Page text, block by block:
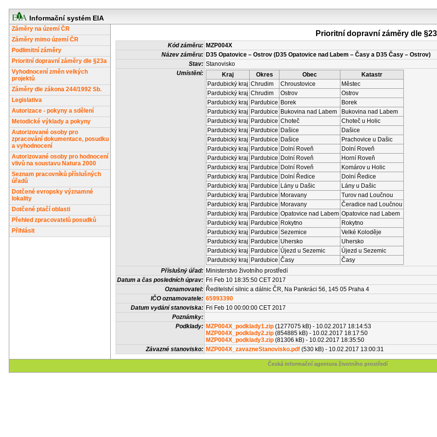
Informační systém EIA
Záměry na území ČR
Záměry mimo území ČR
Podlimitní záměry
Prioritní dopravní záměry dle §23a
Vyhodnocení změn velkých
projektů
Záměry dle zákona 244/1992 Sb.
Legislativa
Autorizace - pokyny a sdělení
Metodické výklady a pokyny
Autorizované osoby pro
zpracování dokumentace, posudku
a vyhodnocení
Autorizované osoby pro hodnocení
vlivů na soustavu Natura 2000
Seznam pracovníků příslušných
úřadů
Dotčené evropsky významné
lokality
Dotčené ptačí oblasti
Přehled zpracovatelů posudků
Přihlásit
Prioritní dopravní záměry dle
Kód záměru: MZP004X
Název záměru: D35 Opatovice – Ostrov (D35 Opatovice nad Labem – Časy a D35 Časy – Ostrov)
Stav: Stanovisko
Umístění:
Kraj Okres Obec
Katastr
Pardubický kraj Chrudim Chroustovice
Městec
Pardubický kraj Chrudim Ostrov
Ostrov
Pardubický kraj Pardubice Borek
Borek
Pardubický kraj Pardubice Bukovina nad Labem
Bukovina nad Labem
Pardubický kraj Pardubice Choteč
Choteč u Holic
Pardubický kraj Pardubice Dašice
Dašice
Pardubický kraj Pardubice Dašice
Prachovice u Dašic
Pardubický kraj Pardubice Dolní Roveň
Dolní Roveň
Pardubický kraj Pardubice Dolní Roveň
Horní Roveň
Pardubický kraj Pardubice Dolní Roveň
Komárov u Holic
Pardubický kraj Pardubice Dolní Ředice
Dolní Ředice
Pardubický kraj Pardubice Lány u Dašic
Lány u Dašic
Pardubický kraj Pardubice Moravany
Turov nad Loučnou
Pardubický kraj Pardubice Moravany
Čeradice nad Loučnou
Pardubický kraj Pardubice Opatovice nad Labem Opatovice nad Labem
Pardubický kraj Pardubice Rokytno
Rokytno
Pardubický kraj Pardubice Sezemice
Velké Koloděje
Pardubický kraj Pardubice Uhersko
Uhersko
Pardubický kraj Pardubice Újezd u Sezemic
Újezd u Sezemic
Pardubický kraj Pardubice Časy
Časy
Příslušný úřad: Ministerstvo životního prostředí
Datum a čas posledních úprav: Fri Feb 10 18:35:50 CET 2017
Oznamovatel: Ředitelství silnic a dálnic ČR, Na Pankráci 56, 145 05 Praha 4
IČO oznamovatele: 65993390
Datum vydání stanoviska: Fri Feb 10 00:00:00 CET 2017
Poznámky:
Podklady: MZP004X_podklady1.zip (1277075 kB) - 10.02.2017 18:14:53
MZP004X_podklady2.zip (854885 kB) - 10.02.2017 18:17:50
MZP004X_podklady3.zip (81306 kB) - 10.02.2017 18:35:50
Závazné stanovisko: MZP004X_zavazneStanovisko.pdf (530 kB) - 10.02.2017 13:00:31
Česká informační agentura životního prostředí